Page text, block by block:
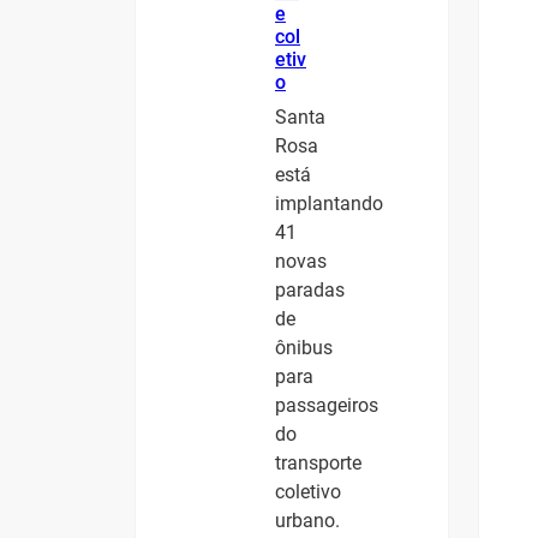
e
col
etiv
o
Santa
Rosa
está
implantando
41
novas
paradas
de
ônibus
para
passageiros
do
transporte
coletivo
urbano.